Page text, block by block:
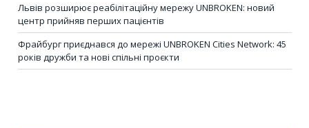
Львів розширює реабілітаційну мережу UNBROKEN: новий
центр прийняв перших пацієнтів
Фрайбург приєднався до мережі UNBROKEN Cities Network: 45
років дружби та нові спільні проєкти